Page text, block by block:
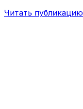
Читать публикацию